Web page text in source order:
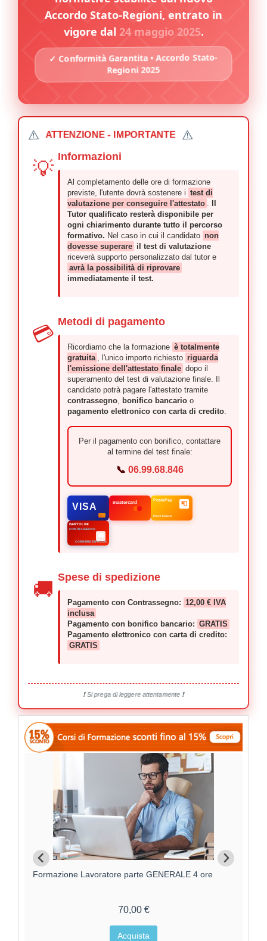
Accordo Stato-Regioni, entrato in
vigore dal 24 maggio 2025.
✓ Conformità Garantita • Accordo Stato-
Regioni 2025
⚠️ ATTENZIONE - IMPORTANTE ⚠️
💡 Informazioni
Al completamento delle ore di formazione
previste, l'utente dovrà sostenere i test di
valutazione per conseguire l'attestato .
Tutor qualificato resterà disponibile per
ogni chiarimento durante tutto il percorso
formativo. Nel caso in cui il candidato non
dovesse superare il test di valutazione
riceverà supporto personalizzato dal tutor e
avrà la possibilità di riprovare
immediatamente il test.
💳
Metodi di pagamento
Ricordiamo che la formazione è totalmente
gratuita , l'unico importo richiesto riguarda
l'emissione dell'attestato finale dopo il
superamento del test di valutazione finale. Il
candidato potrà pagare l'attestato tramite
contrassegno, bonifico bancario o
pagamento elettronico con carta di credito.
Per il pagamento con bonifico, contattare
al termine del test finale:
📞 06.99.68.846
VISA mastercard
PostePay
📮
BARTOLINI
CONTRASSEGNO
CORRIERE ESPRESSO
🚚
🚚
Spese di spedizione
Pagamento con Contrassegno: 12,00 € IVA
inclusa
Pagamento con bonifico bancario: GRATIS
Pagamento elettronico con carta di credito:
GRATIS
❗ Si prega di leggere attentamente ❗
Formazione Lavoratore parte GENERALE 4 ore
70,00 €
Acquista